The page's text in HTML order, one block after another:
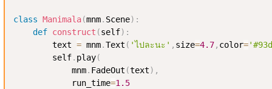
class Manimala(mnm. Scene) :
def construct (self) :
        text
= mnm.Text ( 'ไปละนะ' , size=4.7, color=
        self
. play(
            mnm
. FadeOut (text) ,
            run_time
=1.5